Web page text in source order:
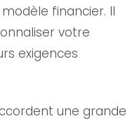
financier. Il
votre
exigences
une grande